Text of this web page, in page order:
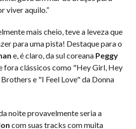
viver aquilo.”
mais cheio, teve a leveza que
para uma pista! Destaque para o
e, é claro, da sul coreana Peggy
fora clássicos como "Hey Girl, Hey
e "I Feel Love" da Donna
noite provavelmente seria a
com suas tracks com muita